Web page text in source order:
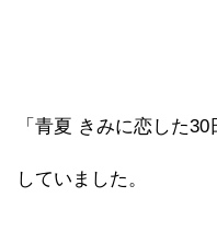
「青夏 きみに恋した
していました。